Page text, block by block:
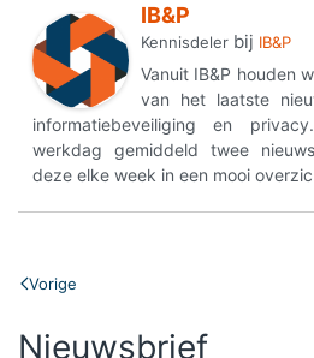
IB&P
Kennisdeler bij IB&P
Vanuit IB&P houden
van het laatste
informatiebeveiliging en
werkdag gemiddeld twee
deze elke week in een mooi
Vorige
Nieuwsbrief